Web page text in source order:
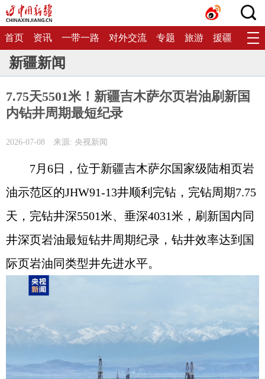
首页 资讯 一带一路 对外交流 专题 旅游 援疆 生态
新疆新闻
7.75天5501米！新疆吉木萨尔页岩油刷新国
内钻井周期最短纪录
2026-07-08 来源: 央视新闻
7月6日，位于新疆吉木萨尔国家级陆相页岩
油示范区的JHW91-13井顺利完钻，完钻周期7.75
天，完钻井深5501米、垂深4031米，刷新国内同
井深页岩油最短钻井周期纪录，钻井效率达到国
际页岩油同类型井先进水平。